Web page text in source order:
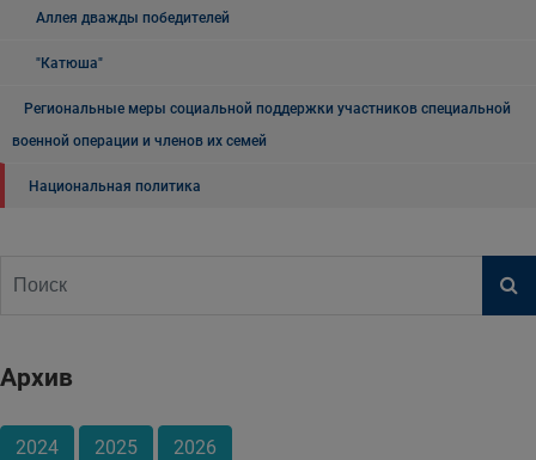
Аллея дважды победителей
"Катюша"
Региональные меры социальной поддержки участников специальной
военной операции и членов их семей
Национальная политика
Архив
2024 2025 2026